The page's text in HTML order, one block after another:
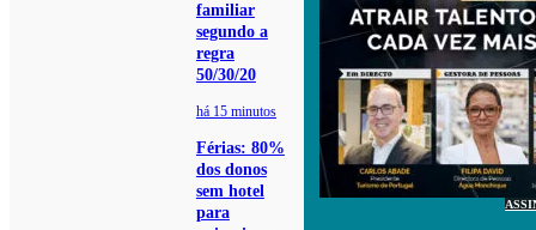
familiar
segundo a
regra
50/30/20
há 15 minutos
Férias: 80%
dos donos
sem hotel
para